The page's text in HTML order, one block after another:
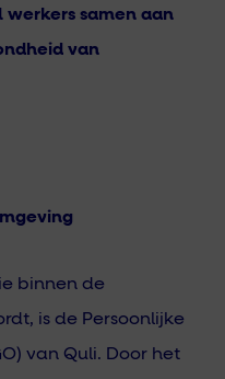
werkers samen aan
van
binnen de
is de Persoonlijke
van Quli. Door het